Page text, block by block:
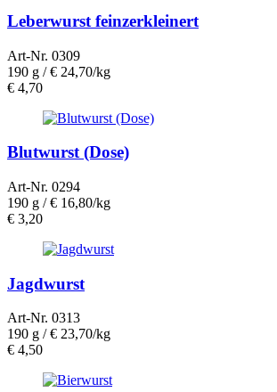
Leberwurst feinzerkleinert
Art-Nr. 0309
190 g /€ 24,70/kg
€ 4,70
Blutwurst (Dose)
Art-Nr. 0294
190 g /€ 16,80/kg
€ 3,20
Jagdwurst
Art-Nr. 0313
190 g /€ 23,70/kg
€ 4,50